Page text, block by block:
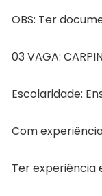
OBS: Ter
03 VAGA:
Escolaridade:
Com
Ter experiência